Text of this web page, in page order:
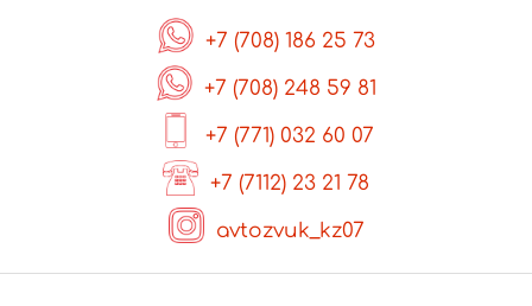
+7 (708) 186 25 73
+7 (708) 248 59 81
+7 (771) 032 60 07
+7 (7112) 23 21 78
avtozvuk_kz07